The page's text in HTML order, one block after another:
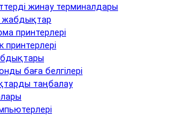
жинау терминалдары
жабдықтар
принтерлері
принтерлері
баға белгілері
таңбалау